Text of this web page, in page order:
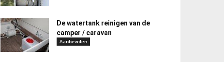
De watertank reinigen van de
camper / caravan
Aanbevolen